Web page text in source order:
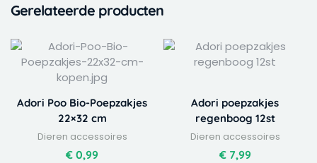
Gerelateerde producten
Adori Poo Bio-Poepzakjes
22×32 cm
Dieren accessoires
€ 0,99
Adori poepzakjes
regenboog 12st
Dieren accessoires
€7,99